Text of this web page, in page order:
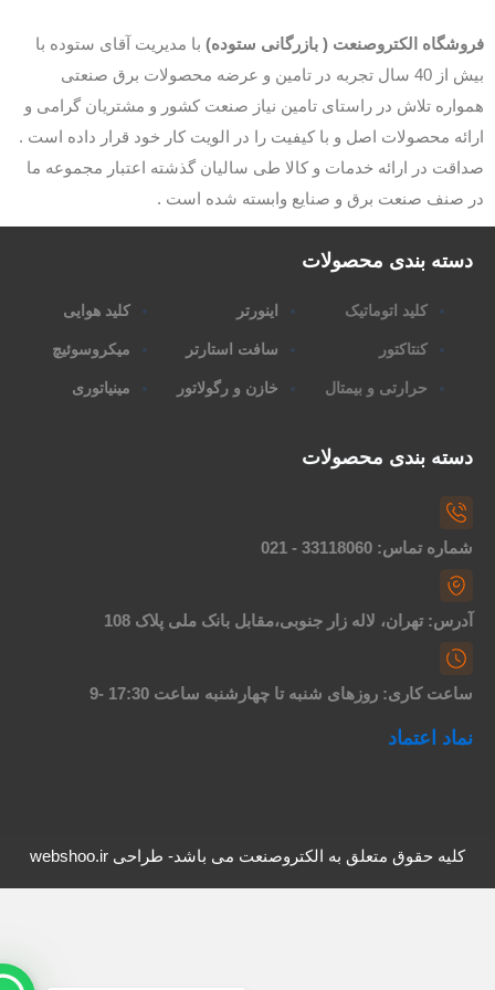
الکتروصنعت ( بازرگانی ستوده)با مدیریت آقای ستوده با
بیش از 40 سال تجربه در تامین و عرضه محصولات برق صنعتی
تلاش در راستای تامین نیاز صنعت کشور و مشتریان گرامی و
محصولات اصل و با کیفیت را در الویت کار خود قرار داده است .
در ارائه خدمات و کالا طی سالیان گذشته اعتبار مجموعه ما
صنف صنعت برق و صنایع وابسته شده است .
بندی محصولات
کلید اتوماتیک
کنتاکتور
حرارتی و بیمتال
اینورتر
سافت استارتر
خازن و رگولاتور
کلید هوایی
میکروسوئیچ
مینیاتوری
بندی محصولات
تماس: 33118060 - 021
تهران، لاله زار جنوبی،مقابل بانک ملی پلاک 108
کاری: روزهای شنبه تا چهارشنبه ساعت 17:30 -9
اعتماد
کلیه حقوق متعلق به الکتروصنعت می باشد- طراحی webshoo.ir